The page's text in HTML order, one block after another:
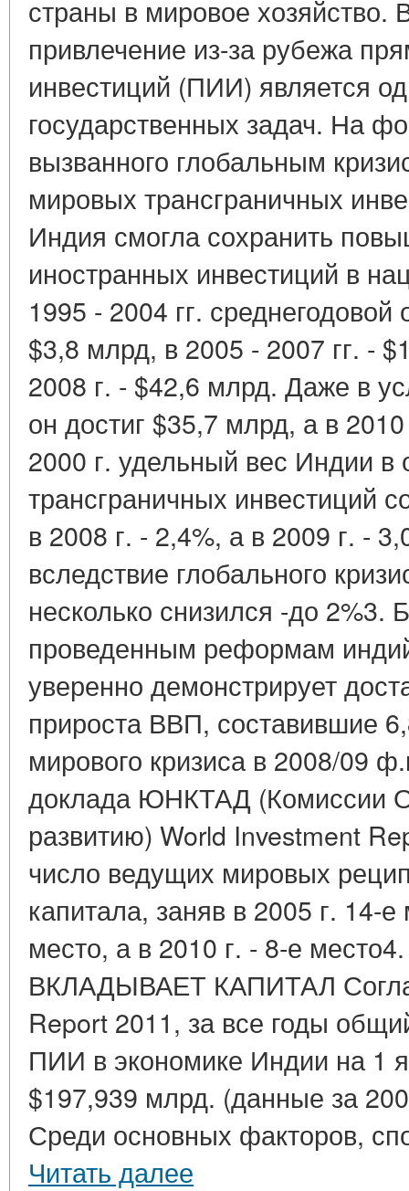
страны в мировое хозяйство.
привлечение из-за рубежа
инвестиций (ПИИ) является
государственных задач. На
вызванного глобальным
мировых трансграничных
Индия смогла сохранить
иностранных инвестиций в
1995 - 2004 гг.
$3,8 млрд, в 2005 - 2007 гг. -
2008 г. - $42,6 млрд. Даже в
он достиг $35,7 млрд, а в
2000 г. удельный вес Индии
трансграничных инвестиций
в 2008 г. - 2,4%, а в 2009 г. -
вследствие глобального
несколько снизился -до 2%3.
проведенным реформам
уверенно демонстрирует
прироста ВВП, составившие
мирового кризиса в 2008/09
доклада ЮНКТАД (Комиссии
развитию) World Investment
число ведущих мировых
капитала, заняв в 2005 г. 14-
место, а в 2010 г. - 8-е
ВКЛАДЫВАЕТ КАПИТАЛ
Report 2011, за все годы
ПИИ в экономике Индии на 1
$197,939 млрд. (данные за
Среди основных факторов,
Читать далее